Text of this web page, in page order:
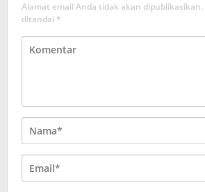
Alamat email Anda tidak akan dipublikasikan.
ditandai *